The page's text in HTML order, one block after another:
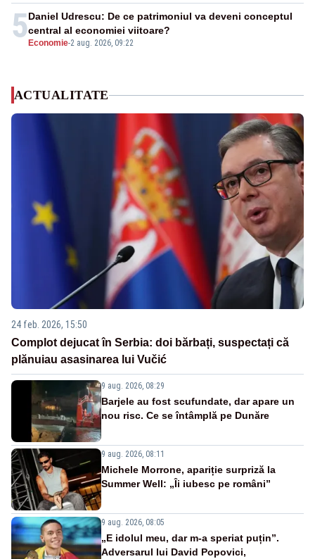
5 Economie-2 aug. 2026, 09:22
Daniel Udrescu: De ce patrimoniul va deveni conceptul
central al economiei viitoare?
ACTUALITATE
24 feb. 2026, 15:50
Complot dejucat în Serbia: doi bărbați, suspectați că
plănuiau asasinarea lui Vučić
9 aug. 2026, 08:29
Barjele au fost scufundate, dar apare un
nou risc. Ce se întâmplă pe Dunăre
9 aug. 2026, 08:11
Michele Morrone, apariție surpriză la
Summer Well: „Îi iubesc pe români”
9 aug. 2026, 08:05
„E idolul meu, dar m-a speriat puțin”.
Adversarul lui David Popovici,